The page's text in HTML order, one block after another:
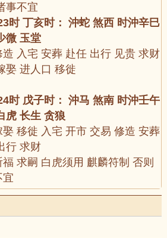
事不宜
时 丁亥时： 沖蛇 煞西 时沖辛巳
微 玉堂
造 入宅 安葬 赴任 出行 见贵 求财
娶 进人口 移徙
时 戊子时： 沖马 煞南 时沖壬午
虎 长生 贪狼
娶 移徙 入宅 开市 交易 修造 安葬
行 求财
福 求嗣 白虎须用 麒麟符制 否则
宜